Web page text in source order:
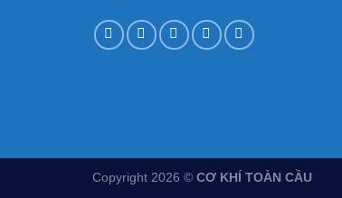
Copyright 2026 © CƠ KHÍ TOÀN CẦU